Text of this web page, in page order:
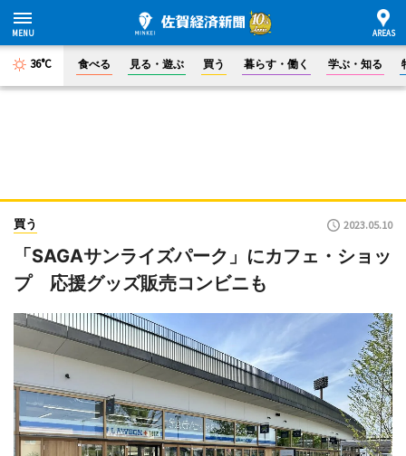
36°C 食べる 見る・遊ぶ 買う 暮らす・働く 学ぶ・知る
買う 2023.05.10
「SAGAサンライズパーク」にカフェ・ショッ
プ 応援グッズ販売コンビニも